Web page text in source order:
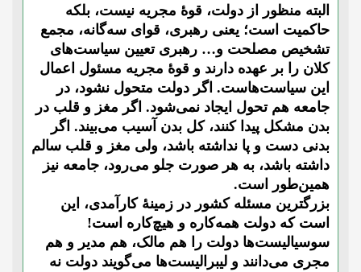
البته منظور از دولت، قوۀ مجریه نیست، بلکه
حاکمیت است؛ یعنی رهبری، قوای سه‌گانه، مجمع
تشخیص مصلحت و… رهبری تعیین سیاست‌های
کلان را بر عهده دارند و قوۀ مجریه مسئول اعمال
این سیاست‌هاست. اگر دولت متحول نشود، در
جامعه هم تحول ایجاد نمی‌شود. اگر مغز و قلب در
بدن مشکل پیدا کنند، کل بدن آسیب می‌بیند. اگر
بدنی دست و پا نداشته باشد، ولی مغز و قلب سالم
داشته باشد، به هر صورت جلو می‌رود، جامعه نیز
همین‌طور است.
بزرگترین مسئله کشور در زمینۀ کارآمدی، این
است که دولت همه‌کاره و هیچ‌کاره است!
سوسیالیست‌ها دولت را هم مالک، هم مدیر و هم
مجری می‌دانند و لیبرالیست‌ها می‌گویند دولت نه